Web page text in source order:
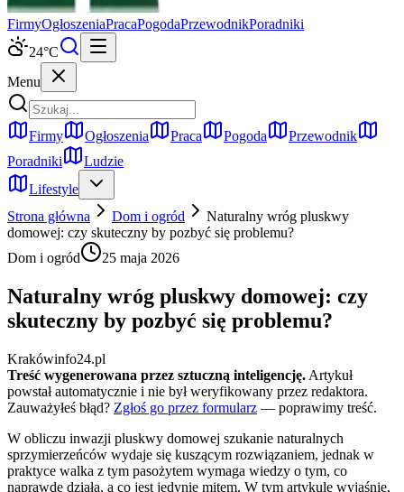
FirmyOgłoszeniaPracaPogodaPrzewodnikPoradniki
24°C
Menu
Firmy Ogłoszenia Praca Pogoda
Przewodnik
Poradniki
Ludzie
Lifestyle
Strona główna
Dom i ogród
Naturalny wróg pluskwy
domowej: czy skuteczny by pozbyć się problemu?
Dom i ogród
25 maja 2026
Naturalny wróg pluskwy domowej: czy
skuteczny by pozbyć się problemu?
Krakówinfo24.pl
Treść wygenerowana przez sztuczną inteligencję. Artykuł
powstał automatycznie i nie był weryfikowany przez redaktora.
Zauważyłeś błąd? Zgłoś go przez formularz — poprawimy treść.
W obliczu inwazji pluskwy domowej szukanie naturalnych
sprzymierzeńców wydaje się kuszącym rozwiązaniem, jednak w
praktyce walka z tym pasożytem wymaga wiedzy o tym, co
naprawdę działa, a co jest jedynie mitem. W tym artykule wyjaśnię,